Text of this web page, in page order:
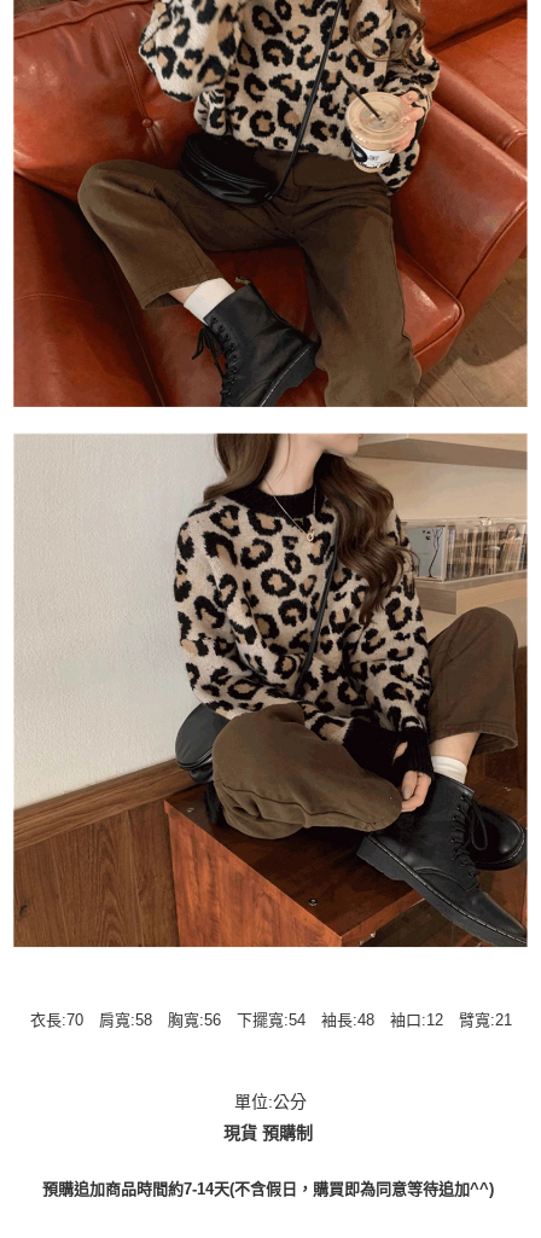
衣長:70 肩寬:58 胸寬:56 下擺寬:54 袖長:48 袖口:12 臂寬:21
單位:公分
現貨 預購制
預購追加商品時間約7-14天(不含假日，購買即為同意等待追加^^)